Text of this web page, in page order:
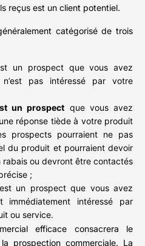
reçus est un client potentiel.
catégorisé de trois
un prospect que vous avez
pas intéressé par votre
un prospect que vous avez
réponse tiède à votre produit
prospects pourraient ne pas
du produit et pourraient devoir
rabais ou devront être contactés
;
est un prospect que vous avez
intéressé par
ou service.
efficace consacrera le
prospection commerciale. La